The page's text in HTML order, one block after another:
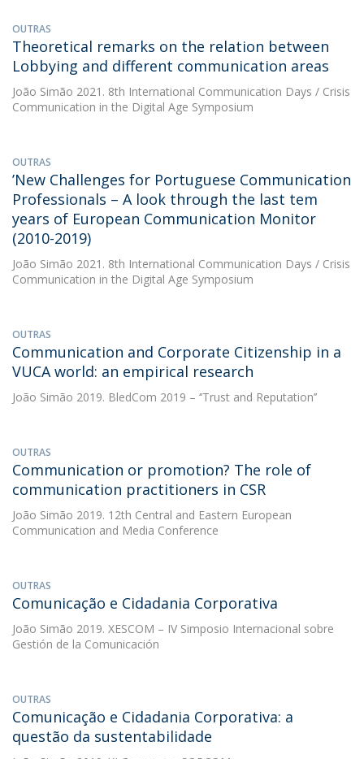
OUTRAS
Theoretical remarks on the relation between
Lobbying and different communication areas
João Simão 2021. 8th International Communication Days / Crisis
Communication in the Digital Age Symposium
OUTRAS
’New Challenges for Portuguese Communication
Professionals – A look through the last tem
years of European Communication Monitor
(2010-2019)
João Simão 2021. 8th International Communication Days / Crisis
Communication in the Digital Age Symposium
OUTRAS
Communication and Corporate Citizenship in a
VUCA world: an empirical research
João Simão 2019. BledCom 2019 – ‘’Trust and Reputation’’
OUTRAS
Communication or promotion? The role of
communication practitioners in CSR
João Simão 2019. 12th Central and Eastern European
Communication and Media Conference
OUTRAS
Comunicação e Cidadania Corporativa
João Simão 2019. XESCOM – IV Simposio Internacional sobre
Gestión de la Comunicación
OUTRAS
Comunicação e Cidadania Corporativa: a
questão da sustentabilidade